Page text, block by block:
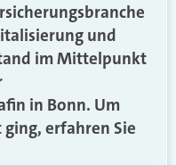
und
im Mittelpunkt
in Bonn. Um
erfahren Sie